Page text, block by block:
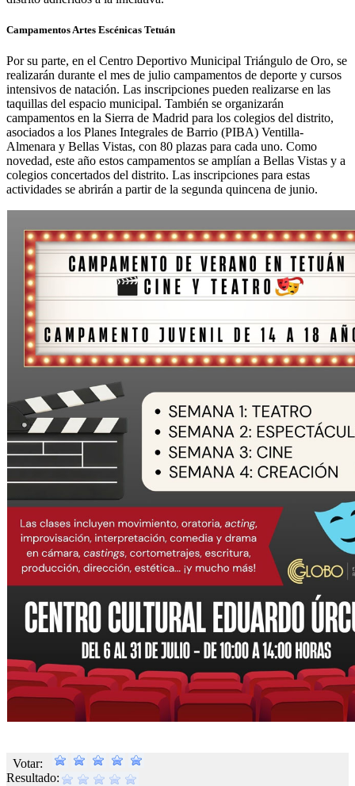
Campamentos Artes Escénicas Tetuán
Por su parte, en el Centro Deportivo Municipal Triángulo de Oro, se
realizarán durante el mes de julio campamentos de deporte y cursos
intensivos de natación. Las inscripciones pueden realizarse en las
taquillas del espacio municipal. También se organizarán
campamentos en la Sierra de Madrid para los colegios del distrito,
asociados a los Planes Integrales de Barrio (PIBA) Ventilla-
Almenara y Bellas Vistas, con 80 plazas para cada uno. Como
novedad, este año estos campamentos se amplían a Bellas Vistas y a
colegios concertados del distrito. Las inscripciones para estas
actividades se abrirán a partir de la segunda quincena de junio.
Votar:
Resultado: